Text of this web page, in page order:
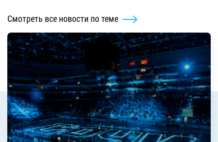
Смотреть все новости по теме